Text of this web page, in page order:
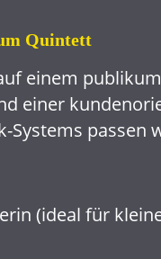
Quintett
einem
einer
passen
(ideal für